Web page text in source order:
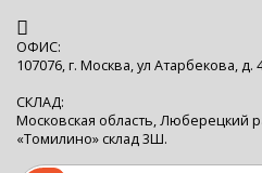
ОФИС:
107076, г. Москва, ул Атарбекова, д.
СКЛАД:
Московская область, Люберецкий
«Томилино» склад 3Ш.